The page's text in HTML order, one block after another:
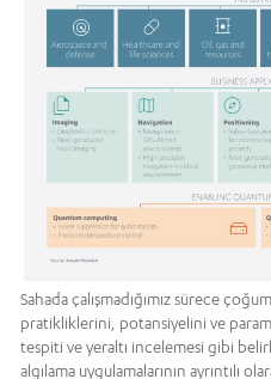
Sahada çalışmadığımız sürece
pratikliklerini, potansiyelini ve
tespiti ve yeraltı incelemesi gibi
algılama uygulamalarının ayrıntılı